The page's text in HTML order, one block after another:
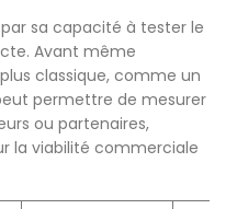
sa capacité à tester le
Avant même
classique, comme un
permettre de mesurer
ou partenaires,
la viabilité commerciale